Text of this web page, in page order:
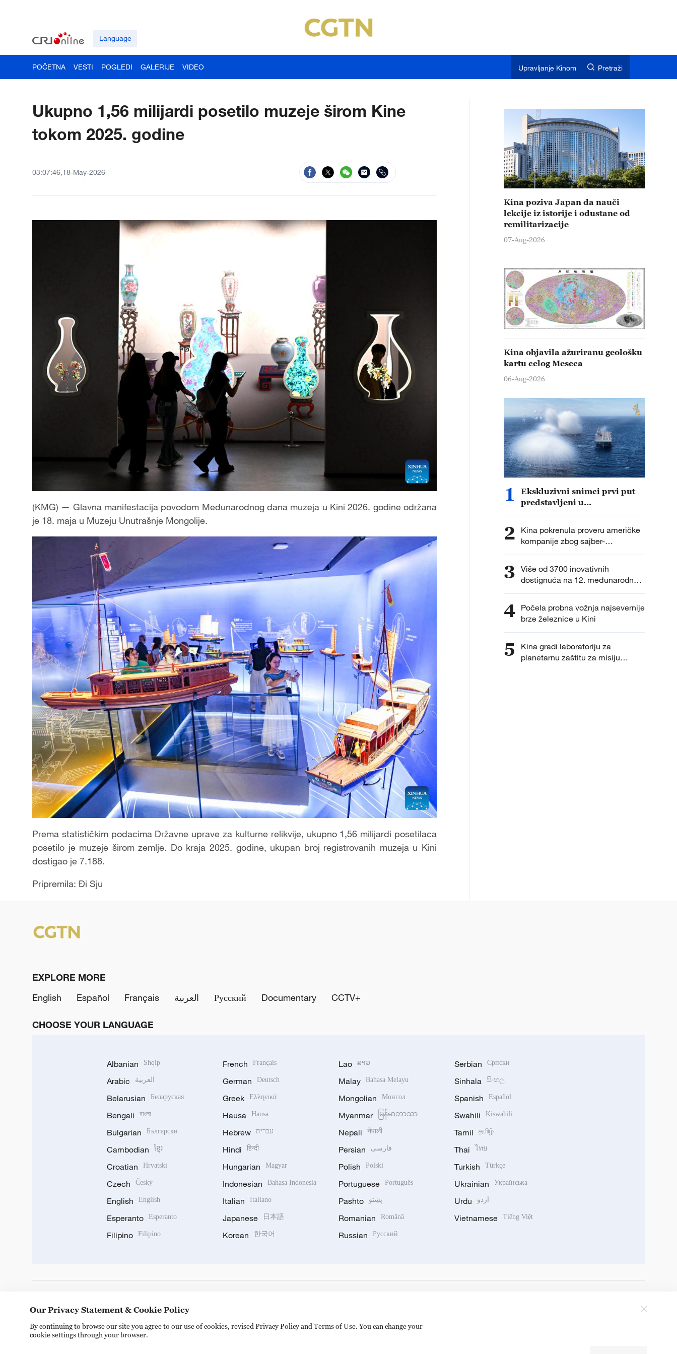
Language
POČETNA VESTI POGLEDI GALERIJE VIDEO Upravljanje Kinom Pretraži
Ukupno 1,56 milijardi posetilo muzeje širom Kine
tokom 2025. godine
03:07:46,18-May-2026
(KMG) — Glavna manifestacija povodom Međunarodnog dana muzeja u Kini 2026. godine održana
je 18. maja u Muzeju Unutrašnje Mongolije.
Prema statističkim podacima Državne uprave za kulturne relikvije, ukupno 1,56 milijardi posetilaca
posetilo je muzeje širom zemlje. Do kraja 2025. godine, ukupan broj registrovanih muzeja u Kini
dostigao je 7.188.
Pripremila: Đi Sju
Kina poziva Japan da nauči
lekcije iz istorije i odustane od
remilitarizacije
07-Aug-2026
Kina objavila ažuriranu geološku
kartu celog Meseca
06-Aug-2026
1
Ekskluzivni snimci prvi put
predstavljeni u
2
Kina pokrenula proveru američke
kompanije zbog sajber-
bezbednosti
3 Više od 3700 inovativnih
dostignuća na 12. međunarodnoj
izložbi izuma
4 Počela probna vožnja najsevernije
brze železnice u Kini
5
Kina gradi laboratoriju za
planetarnu zaštitu za misiju
EXPLORE MORE
English
Español Français العربية Русский Documentary CCTV+
CHOOSE YOUR LANGUAGE
Albanian Shqip
Arabic العربية
Belarusian Беларуская
Bengali বাংলা
Bulgarian Български
Cambodian ខ្មែរ
Croatian Hrvatski
Czech Český
English English
Esperanto Esperanto
Filipino Filipino
French Français
German Deutsch
Greek Ελληνικά
Hausa Hausa
Hebrew עברית
Hindi हिन्दी
Hungarian Magyar
Indonesian Bahasa Indonesia
Italian Italiano
Japanese 日本語
Korean 한국어
Lao ລາວ
Malay Bahasa Melayu
Mongolian Монгол
Myanmar မြန်မာဘာသာ
Nepali नेपाली
Persian فارسی
Polish Polski
Portuguese Português
Pashto پښتو
Romanian Română
Russian Русский
Serbian Српски
Sinhala සිංහල
Spanish Español
Swahili Kiswahili
Tamil தமிழ்
Thai ไทย
Turkish Türkçe
Ukrainian Українська
Urdu اردو
Vietnamese Tiếng Việt
Our Privacy Statement & Cookie Policy
By continuing to browse our site you agree to our use of cookies, revised Privacy Policy and Terms of Use. You can change your
cookie settings through your browser.